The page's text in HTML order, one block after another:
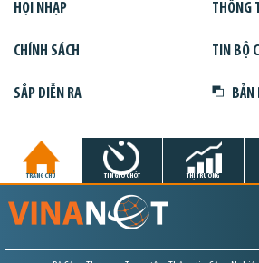
HỘI NHẬP THÔNG
CHÍNH SÁCH TIN BỘ
SẮP DIỄN RA BẢN
TRANG CHỦ TIN GIỜ CHÓT THỊ TRƯỜNG